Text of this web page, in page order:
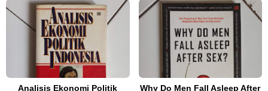
Analisis Ekonomi Politik
Why Do Men Fall Asleep After